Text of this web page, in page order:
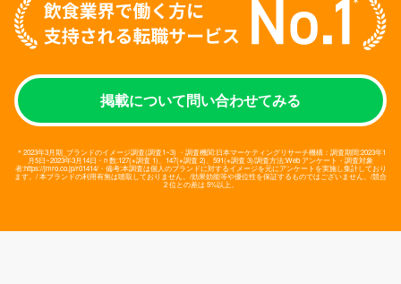
掲載について問い合わせてみる
＊2023年3月期_ブランドのイメージ調査(調査1~3) ・調査機関:日本マーケティングリサーチ機構：調査期間:2023年1
月5日~2023年3月14日・n 数:127(※調査 1)、147(※調査 2)、591(※調査 3)/調査方法:Web アンケート・調査対象
者:https://jmro.co.jp/r01414/・備考:本調査は個人のブランドに対するイメージを元にアンケートを実施し集計しており
ます。/ 本ブランドの利用有無は聴取しておりません。/効果効能等や優位性を保証するものではございません。/競合
2 位との差は 5%以上。